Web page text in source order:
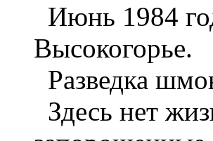
Июнь 1984
Высокогорье.
Разведка
Здесь нет